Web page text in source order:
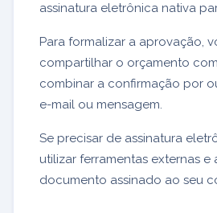
assinatura eletrônica nativa
Para formalizar a aprovação,
compartilhar o orçamento
combinar a confirmação por
e-mail ou mensagem.
Se precisar de assinatura
utilizar ferramentas externas e
documento assinado ao seu